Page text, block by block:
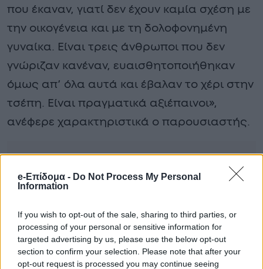
e-Επίδομα - Do Not Process My Personal
Information
If you wish to opt-out of the sale, sharing to third parties, or
processing of your personal or sensitive information for
targeted advertising by us, please use the below opt-out
section to confirm your selection. Please note that after your
opt-out request is processed you may continue seeing
που έκαναν, γιατί δεν έχουν καμία σχέση με
την οικογένεια και με τη δολοφονημένη
γυναίκα. Είναι τρεις άνθρωποι που δεν
γνώριζαν κανέναν, ευαισθητοποιήθηκαν
όμως απ’ όλα αυτά και έβαλαν το χέρι στην
τσέπη. Είναι πραγματικά αξιέπαινοι»,
ανέφερε χαρακτηριστικά ο παρουσιαστής.